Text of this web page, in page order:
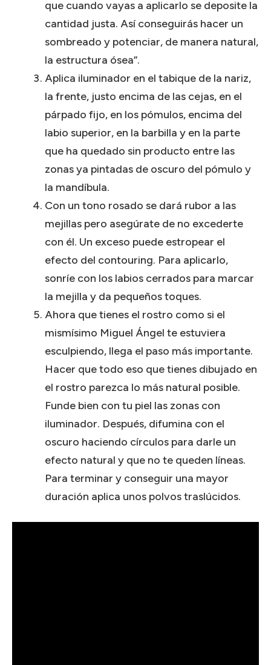
que cuando vayas a aplicarlo se deposite la
cantidad justa. Así conseguirás hacer un
sombreado y potenciar, de manera natural,
la estructura ósea”.
Aplica iluminador en el tabique de la nariz,
la frente, justo encima de las cejas, en el
párpado fijo, en los pómulos, encima del
labio superior, en la barbilla y en la parte
que ha quedado sin producto entre las
zonas ya pintadas de oscuro del pómulo y
la mandíbula.
Con un tono rosado se dará rubor a las
mejillas pero asegúrate de no excederte
con él. Un exceso puede estropear el
efecto del contouring. Para aplicarlo,
sonríe con los labios cerrados para marcar
la mejilla y da pequeños toques.
Ahora que tienes el rostro como si el
mismísimo Miguel Ángel te estuviera
esculpiendo, llega el paso más importante.
Hacer que todo eso que tienes dibujado en
el rostro parezca lo más natural posible.
Funde bien con tu piel las zonas con
iluminador. Después, difumina con el
oscuro haciendo círculos para darle un
efecto natural y que no te queden líneas.
Para terminar y conseguir una mayor
duración aplica unos polvos traslúcidos.